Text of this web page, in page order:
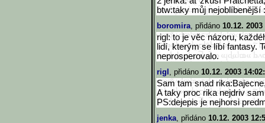
btw:taky můj nejoblíbenější
boromira, přidáno 10.12. 2003
rigl: to je věc názoru,
lidí, kterým se líbí fantasy.
neprosperovalo.
rigl , přidáno 10.12. 2003
Sam tam snad
A taky proc rika nejdriv
PS:dejepis je nejhorsi
jenka, přidáno 10.12. 2003